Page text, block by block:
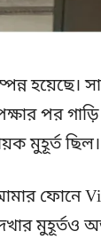
হয়েছে।
পর
মুহূর্ত ছিল।
ফোনে
মুহূর্তও